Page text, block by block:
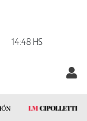
14:48 HS